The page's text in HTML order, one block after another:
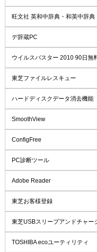
旺文社 英和中辞典・和英中辞
デ辞蔵PC
ウイルスバスター 2010 90日無
東芝ファイルレスキュー
ハードディスクデータ消去機能
SmoothView
ConfigFree
PC診断ツール
Adobe Reader
東芝お客様登録
東芝USBスリープアンドチャー
TOSHIBA ecoユーティリティ